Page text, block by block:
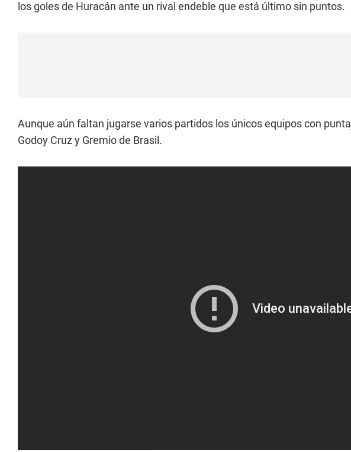
los goles de Huracán ante un rival endeble que está último sin puntos.
Aunque aún faltan jugarse varios partidos los únicos equipos con
Godoy Cruz y Gremio de Brasil.